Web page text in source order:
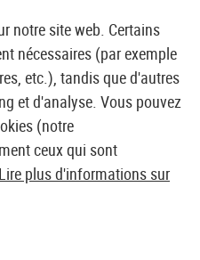
EUROPÉEN AIRSOFT
Chargeurs Sniper
notre site web. Certains
nécessaires (par exemple
etc.), tandis que d'autres
et d'analyse. Vous pouvez
(notre
ceux qui sont
Lire plus d'informations sur